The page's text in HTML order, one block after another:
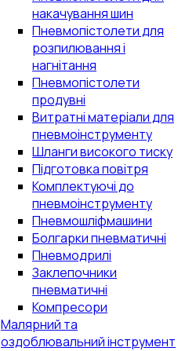
накачування шин
Пневмопістолети для
розпилювання і
нагнітання
Пневмопістолети
продувні
Витратні матеріали для
пневмоінструменту
Шланги високого тиску
Підготовка повітря
Комплектуючі до
пневмоінструменту
Пневмошліфмашини
Болгарки пневматичні
Пневмодрилі
Заклепочники
пневматичні
Компресори
Малярний та
оздоблювальний інструмент